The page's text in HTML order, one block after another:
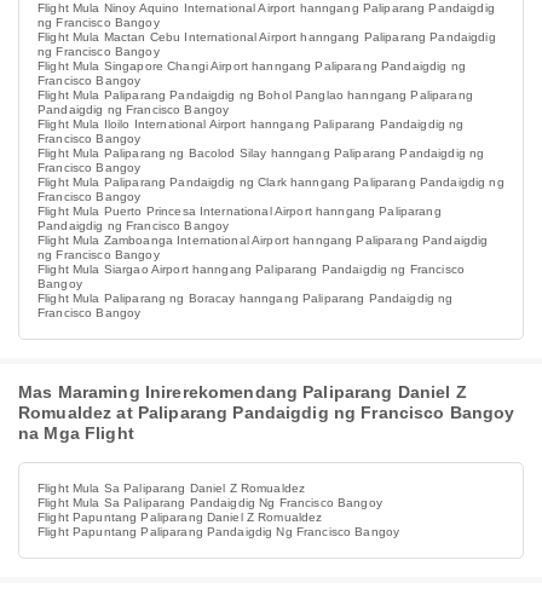
Flight Mula Ninoy Aquino International Airport hanngang Paliparang Pandaigdig
ng Francisco Bangoy
Flight Mula Mactan Cebu International Airport hanngang Paliparang Pandaigdig
ng Francisco Bangoy
Flight Mula Singapore Changi Airport hanngang Paliparang Pandaigdig ng
Francisco Bangoy
Flight Mula Paliparang Pandaigdig ng Bohol Panglao hanngang Paliparang
Pandaigdig ng Francisco Bangoy
Flight Mula Iloilo International Airport hanngang Paliparang Pandaigdig ng
Francisco Bangoy
Flight Mula Paliparang ng Bacolod Silay hanngang Paliparang Pandaigdig ng
Francisco Bangoy
Flight Mula Paliparang Pandaigdig ng Clark hanngang Paliparang Pandaigdig ng
Francisco Bangoy
Flight Mula Puerto Princesa International Airport hanngang Paliparang
Pandaigdig ng Francisco Bangoy
Flight Mula Zamboanga International Airport hanngang Paliparang Pandaigdig
ng Francisco Bangoy
Flight Mula Siargao Airport hanngang Paliparang Pandaigdig ng Francisco
Bangoy
Flight Mula Paliparang ng Boracay hanngang Paliparang Pandaigdig ng
Francisco Bangoy
Mas Maraming Inirerekomendang Paliparang Daniel Z
Romualdez at Paliparang Pandaigdig ng Francisco Bangoy
na Mga Flight
Flight Mula Sa Paliparang Daniel Z Romualdez
Flight Mula Sa Paliparang Pandaigdig Ng Francisco Bangoy
Flight Papuntang Paliparang Daniel Z Romualdez
Flight Papuntang Paliparang Pandaigdig Ng Francisco Bangoy